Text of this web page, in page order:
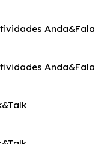
Anda&Fala
Anda&Fala